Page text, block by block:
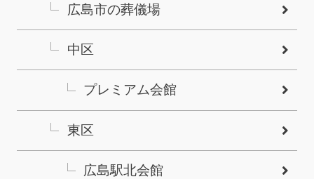
広島市の葬儀場
中区
プレミアム会館
東区
広島駅北会館